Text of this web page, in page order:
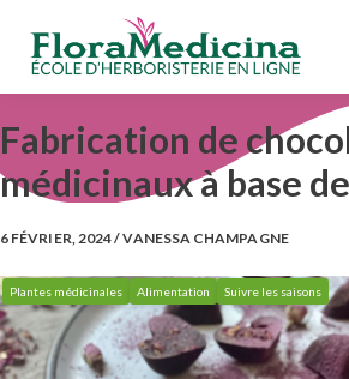
À PROPOS
RESSOURCES
ACCÈS
Fabrication de
médicinaux à base
6 FÉVRIER, 2024 / VANESSA CHAMPAGNE
Plantes médicinales Alimentation Suivre les saisons